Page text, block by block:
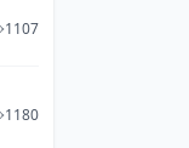
1107
1180